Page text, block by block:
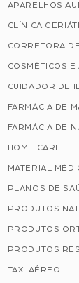
APARELHOS
CLÍNICA
CORRETORA
COSMÉTICOS
CUIDADOR DE
FARMÁCIA DE
FARMÁCIA DE
HOME CARE
MATERIAL
PLANOS DE
PRODUTOS
PRODUTOS
PRODUTOS
TAXI AÉREO